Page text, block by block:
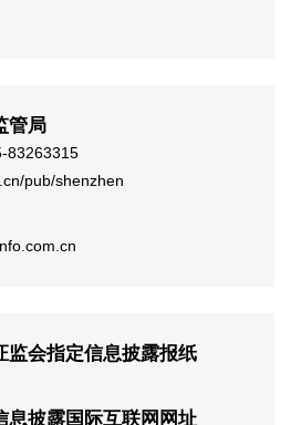
管局
83263315
pub/shenzhen
监会指定信息披露报纸
息披露国际互联网网址